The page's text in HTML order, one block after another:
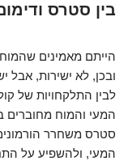
בין סטרס
הייתם מאמינים
ובכן, לא ישירות, אבל
לבין התלקחויות של
המעי והמוח מחוברים
סטרס משחרר
המעי, ולהשפיע על